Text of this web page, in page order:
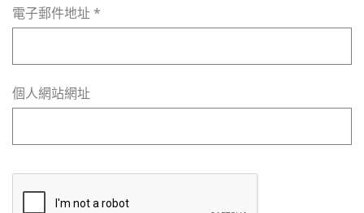
電子郵件地址 *
個人網站網址